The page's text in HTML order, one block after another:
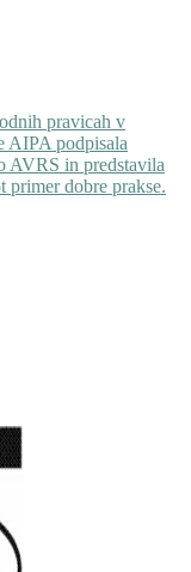
pravicah v
AIPA podpisala
AVRS in predstavila
primer dobre prakse.